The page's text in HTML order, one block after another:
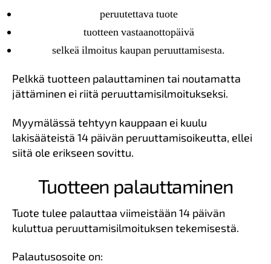
peruutettava tuote
tuotteen vastaanottopäivä
selkeä ilmoitus kaupan peruuttamisesta.
Pelkkä tuotteen palauttaminen tai noutamatta
jättäminen ei riitä peruuttamisilmoitukseksi.
Myymälässä tehtyyn kauppaan ei kuulu
lakisääteistä 14 päivän peruuttamisoikeutta, ellei
siitä ole erikseen sovittu.
Tuotteen palauttaminen
Tuote tulee palauttaa viimeistään 14 päivän
kuluttua peruuttamisilmoituksen tekemisestä.
Palautusosoite on: